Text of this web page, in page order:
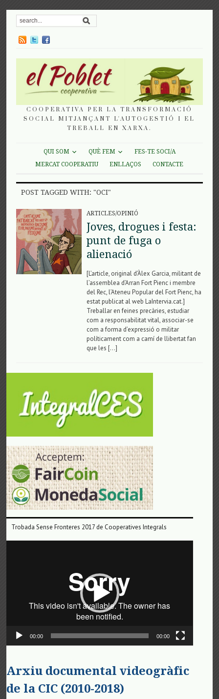
COOPERATIVA PER LA TRANSFORMACIÓ
SOCIAL MITJANÇANT L'AUTOGESTIÓ I EL
TREBALL EN XARXA.
QUI SOM QUÈ FEM
FES-TE SOCI/A
MERCAT COOPERATIU
ENLLAÇOS CONTACTE
POST TAGGED WITH: "OCI"
ARTICLES/OPINIÓ
Joves, drogues i festa:
punt de fuga o
alienació
[L’article, original d’Àlex Garcia, militant de
l’assemblea d’Arran Fort Pienc i membre
del Rec, l’Ateneu Popular del Fort Pienc, ha
estat publicat al web LaIntervia.cat.]
Treballar en feines precàries, estudiar
com a responsabilitat vital, associar-se
com a forma d’expressió o militar
políticament com a camí de llibertat fan
que les […]
Trobada Sense Fronteres 2017 de Cooperatives Integrals
00:00 00:00
Arxiu documental videogràfic
de la CIC (2010-2018)